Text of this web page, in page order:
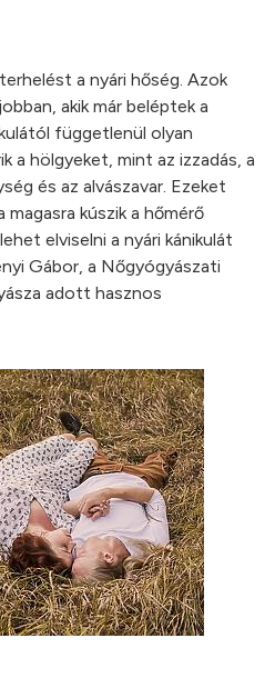
a nyári hőség. Azok
akik már beléptek a
függetlenül olyan
a hölgyeket, mint az izzadás, a
és az alvászavar. Ezeket
kúszik a hőmérő
elviselni a nyári kánikulát
Gábor, a Nőgyógyászati
adott hasznos